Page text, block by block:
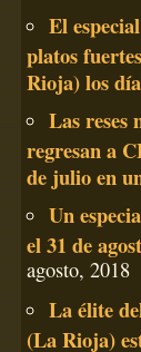
El
platos
Rioja) los
Las reses
regresan a
de julio en
Un
el 31 de
agosto, 2018
La élite
(La Rioja)